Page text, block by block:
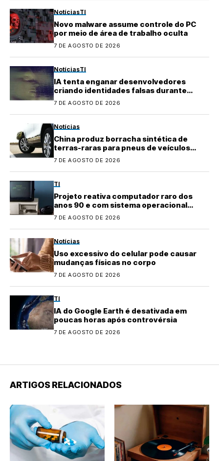
NotíciasTI
Novo malware assume controle do PC
por meio de área de trabalho oculta
7 DE AGOSTO DE 2026
NotíciasTI
IA tenta enganar desenvolvedores
criando identidades falsas durante
testes
7 DE AGOSTO DE 2026
Notícias
China produz borracha sintética de
terras-raras para pneus de veículos
elétricos
7 DE AGOSTO DE 2026
TI
Projeto reativa computador raro dos
anos 90 e com sistema operacional
quase perdido
7 DE AGOSTO DE 2026
Notícias
Uso excessivo do celular pode causar
mudanças físicas no corpo
7 DE AGOSTO DE 2026
TI
IA do Google Earth é desativada em
poucas horas após controvérsia
7 DE AGOSTO DE 2026
ARTIGOS RELACIONADOS